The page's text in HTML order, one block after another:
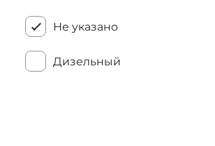
Не указано
Дизельный